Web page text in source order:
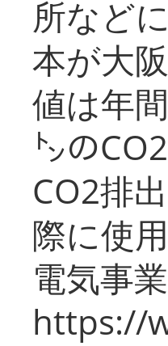
所など
本が大
値は年
㌧の
CO2排
際に使
電気事
https://